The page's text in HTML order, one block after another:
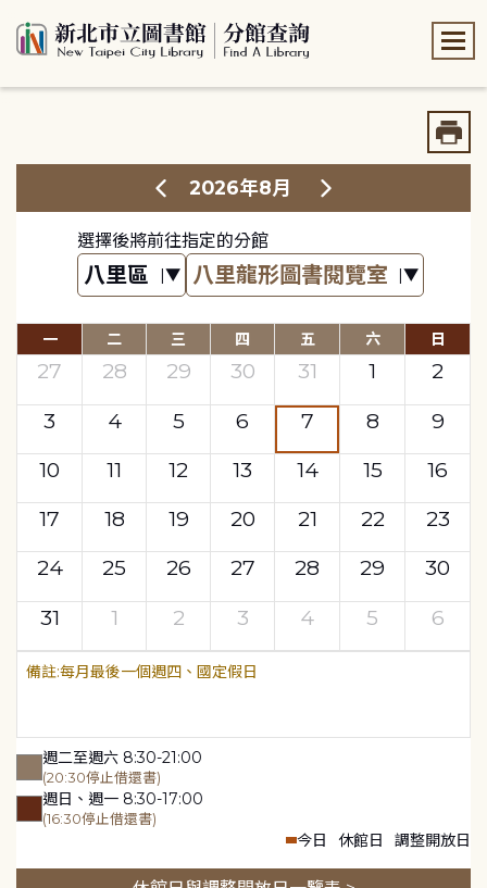
2026年8月
選擇後將前往指定的分館
一 二 三 四 五 六 日
27 28 29 30 31 1
2
3
4 5 6 7 8
9
10
11 12 13 14 15
16
17
18 19 20 21 22
23
24
25 26 27 28 29
30
31
1 2 3 4 5 6
每月最後一個週四、國定假日
週二至週六 8:30-21:00
(20:30停止借還書)
週日、週一 8:30-17:00
(16:30停止借還書)
今日 休館日 調整開放日